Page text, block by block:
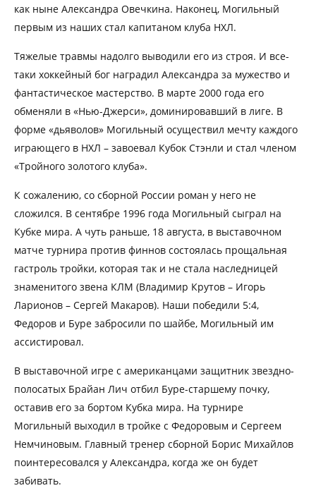
как ныне Александра Овечкина. Наконец, Могильный
первым из наших стал капитаном клуба НХЛ.
Тяжелые травмы надолго выводили его из строя. И все-
таки хоккейный бог наградил Александра за мужество и
фантастическое мастерство. В марте 2000 года его
обменяли в «Нью-Джерси», доминировавший в лиге. В
форме «дьяволов» Могильный осуществил мечту каждого
играющего в НХЛ – завоевал Кубок Стэнли и стал членом
«Тройного золотого клуба».
К сожалению, со сборной России роман у него не
сложился. В сентябре 1996 года Могильный сыграл на
Кубке мира. А чуть раньше, 18 августа, в выставочном
матче турнира против финнов состоялась прощальная
гастроль тройки, которая так и не стала наследницей
знаменитого звена КЛМ (Владимир Крутов – Игорь
Ларионов – Сергей Макаров). Наши победили 5:4,
Федоров и Буре забросили по шайбе, Могильный им
ассистировал.
В выставочной игре с американцами защитник звездно-
полосатых Брайан Лич отбил Буре-старшему почку,
оставив его за бортом Кубка мира. На турнире
Могильный выходил в тройке с Федоровым и Сергеем
Немчиновым. Главный тренер сборной Борис Михайлов
поинтересовался у Александра, когда же он будет
забивать.